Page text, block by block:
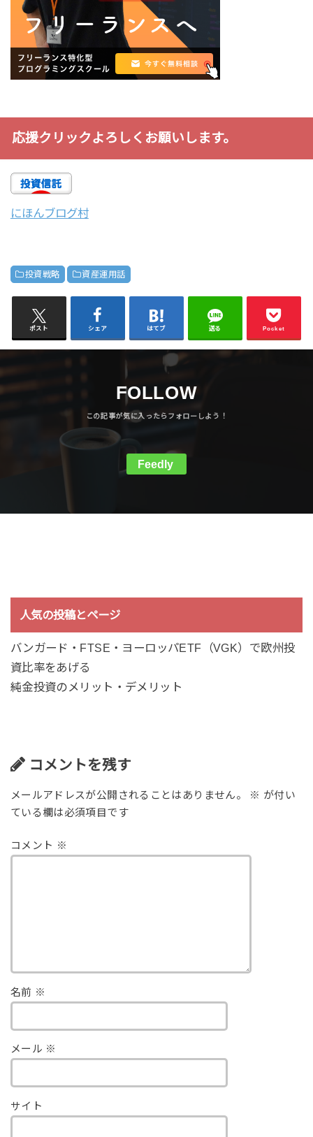
応援クリックよろしくお願いします。
にほんブログ村
投資戦略 資産運用話
ポスト シェア はてブ 送る Pocket
FOLLOW
Feedly
人気の投稿とページ
バンガード・FTSE・ヨーロッパETF（VGK）で欧州投
資比率をあげる
純金投資のメリット・デメリット
コメントを残す
メールアドレスが公開されることはありません。 ※ が付い
ている欄は必須項目です
コメント ※
名前 ※
メール ※
サイト